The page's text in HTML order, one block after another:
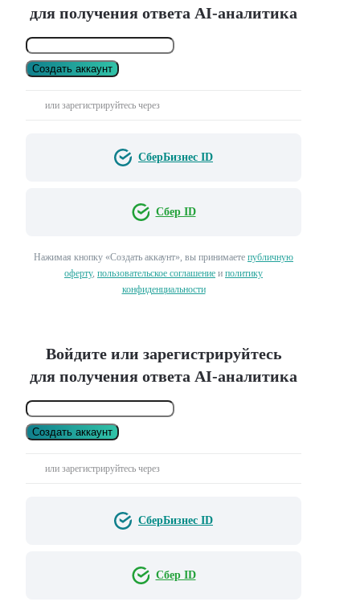
для получения ответа AI-аналитика
Создать аккаунт
или зарегистрируйтесь через
СберБизнес ID
Сбер ID
Нажимая кнопку «Создать аккаунт», вы принимаете публичную
оферту, пользовательское соглашение и политику
конфиденциальности
Войдите или зарегистрируйтесь
для получения ответа AI-аналитика
Создать аккаунт
или зарегистрируйтесь через
СберБизнес ID
Сбер ID